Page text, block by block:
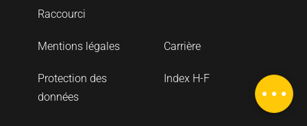
Description
Raccourci
Carrière
Mentions légales
Index H-F
Protection des
données